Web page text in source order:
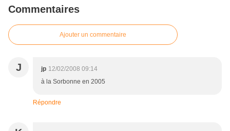
Commentaires
Ajouter un commentaire
J jp 12/02/2008 09:14
à la Sorbonne en 2005
Répondre